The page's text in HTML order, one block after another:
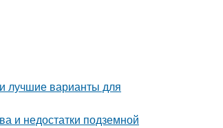
лучшие варианты для
и недостатки подземной